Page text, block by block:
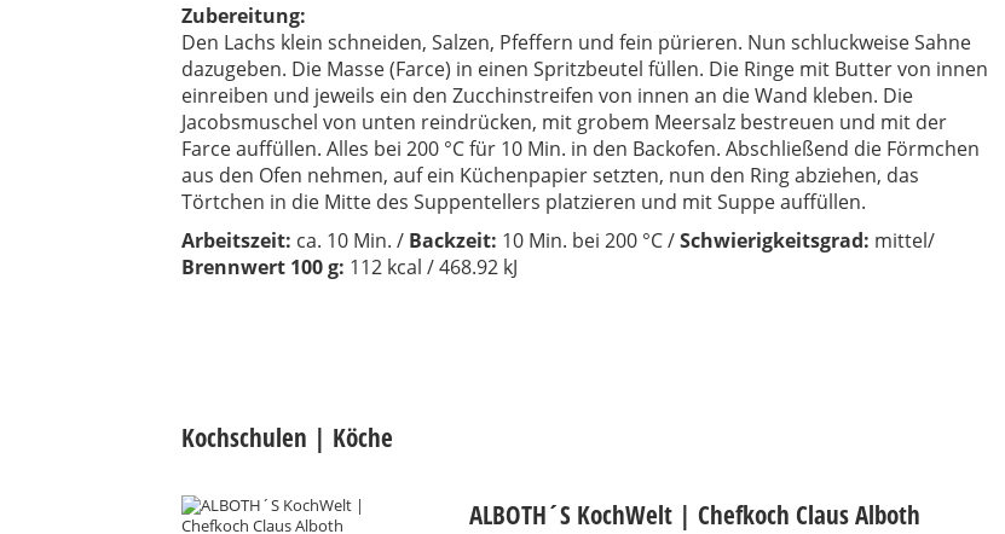
Zubereitung:
Den Lachs klein schneiden, Salzen, Pfeffern und fein pürieren. Nun schluckweise Sahne
dazugeben. Die Masse (Farce) in einen Spritzbeutel füllen. Die Ringe mit Butter von innen
einreiben und jeweils ein den Zucchinstreifen von innen an die Wand kleben. Die
Jacobsmuschel von unten reindrücken, mit grobem Meersalz bestreuen und mit der
Farce auffüllen. Alles bei 200 °C für 10 Min. in den Backofen. Abschließend die Förmchen
aus den Ofen nehmen, aufein Küchenpapiersetzten, nun den Ring abziehen, das
Törtchen in die Mitte des Suppentellers platzieren und mit Suppe auffüllen.
Arbeitszeit: ca. 10 Min. / Backzeit: 10 Min. bei 200 °C /Schwierigkeitsgrad: mittel/
Brennwert 100 g: 112 kcal / 468.92 kJ
Kochschulen | Köche
ALBOTH´S KochWelt | Chefkoch Claus Alboth